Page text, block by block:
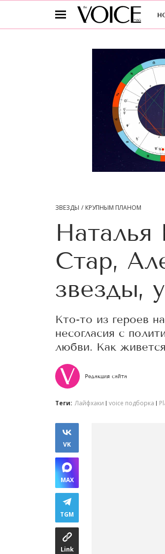
ЗВЕЗДЫ КРУПНЫМ ПЛАНОМ
Наталья
Стар,
звезды,
Кто-то из героев
несогласия с
любви. Как
Редакция сайта
Теги: Лайфхаки voice подборка
VK
MAX
TGM
Link